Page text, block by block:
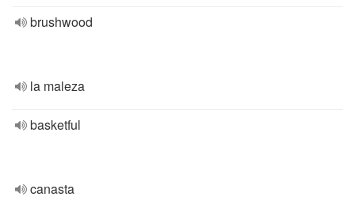
brushwood
la maleza
basketful
canasta